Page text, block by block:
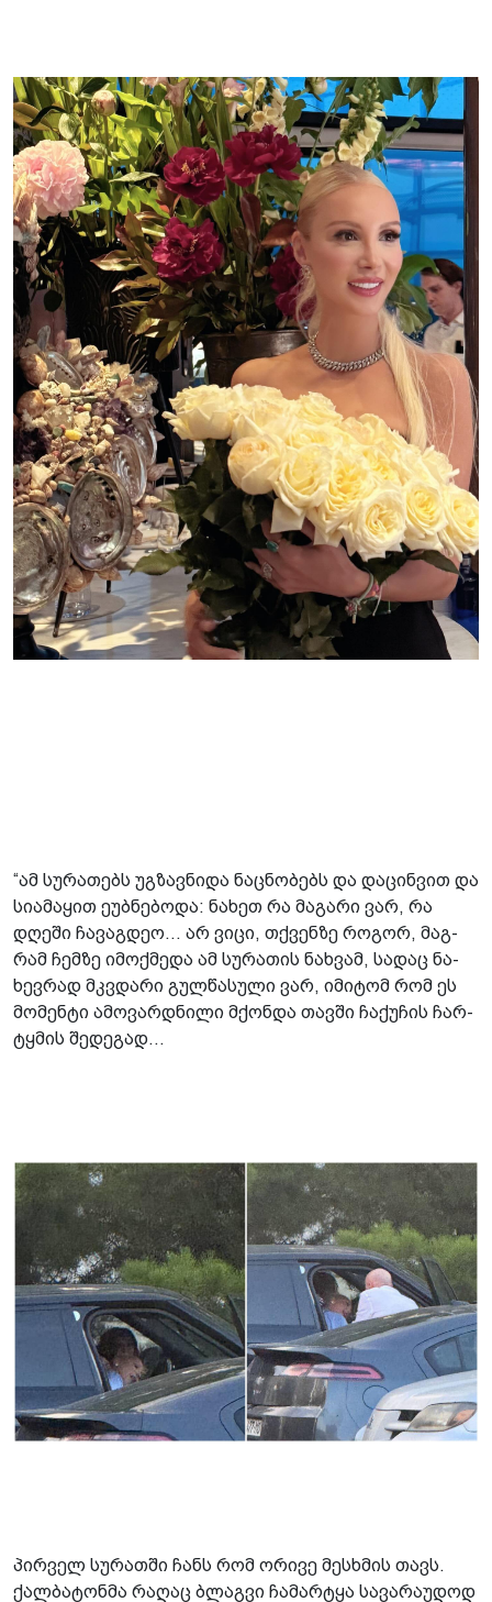
“ამ სუ­რა­თებს უგ­ზავ­ნი­და ნაც­ნო­ბებს და და­ცინ­ვით და
სი­ა­მა­ყით ეუბ­ნე­ბო­და: ნა­ხეთ რა მა­გა­რი ვარ, რა
დღე­ში ჩა­ვაგ­დეო… არ ვიცი, თქვენ­ზე რო­გორ, მაგ­
რამ ჩემ­ზე იმოქ­მე­და ამ სუ­რა­თის ნახ­ვამ, სა­დაც ნა­
ხევ­რად მკვდა­რი გულ­წა­სუ­ლი ვარ, იმი­ტომ რომ ეს
მო­მენ­ტი ამო­ვარ­დნი­ლი მქონ­და თავ­ში ჩა­ქუ­ჩის ჩარ­
ტყმის შე­დე­გად…
პირ­ველ სუ­რათ­ში ჩანს რომ ორი­ვე მეს­ხმის თავს.
ქალ­ბა­ტონ­მა რა­ღაც ბლაგ­ვი ჩა­მარ­ტყა სა­ვა­რა­უ­დოდ